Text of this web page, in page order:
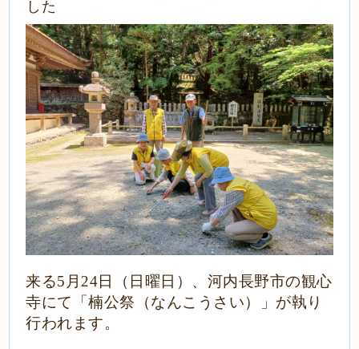
した
来る5月24日（日曜日）、河内長野市の観心
寺にて「楠公祭（なんこうさい）」が執り
行われます。